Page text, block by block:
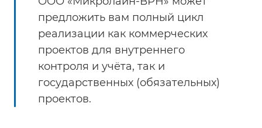
предложить вам полный цикл
реализации как коммерческих
проектов для внутреннего
контроля и учёта, так и
государственных (обязательных)
проектов.